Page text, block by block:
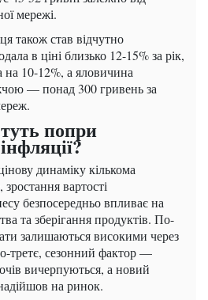
мережі.
також став відчутно
в ціні близько 12-15% за рік,
10-12%, а яловичина
— понад 300 гривень за
попри
динаміку кількома
вартості
безпосередньо впливає на
та зберігання продуктів. По-
залишаються високими через
третє, сезонний фактор —
вичерпуються, а новий
на ринок.